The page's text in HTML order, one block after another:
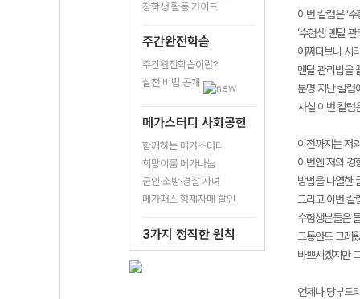
장학생 활동 가이드
주간완전학습
주간완전학습이란?
실천 비법 공개
메가스터디 사회공헌
함께하는 메가스터디
희망이룸 메가나눔
군인·소방·경찰 자녀
메가패스 형제자매 할인
3가지 정직한 원칙
이번 칼럼은 ‘
‘수험생 멘탈 관
어쩌다보니 시
멘탈 관리법을
분명 지난 칼럼
사실 이번 칼럼
이전까지는 저
이번엔 저의 경
방법을 나열한
그리고 이번 칼
수험생분들은
그동안도 그래
바쁘시겠지만
언제나 당부드